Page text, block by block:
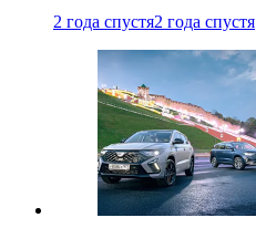
2 года спустя2 года спустя